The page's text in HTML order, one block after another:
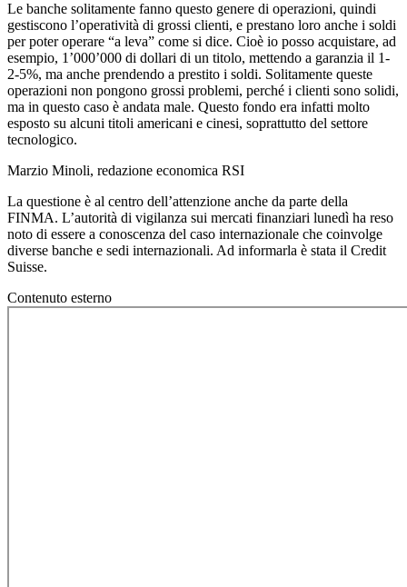
Le banche solitamente fanno questo genere di operazioni, quindi
gestiscono l’operatività di grossi clienti, e prestano loro anche i soldi
per poter operare “a leva” come si dice. Cioè io posso acquistare, ad
esempio, 1’000’000 di dollari di un titolo, mettendo a garanzia il 1-
2-5%, ma anche prendendo a prestito i soldi. Solitamente queste
operazioni non pongono grossi problemi, perché i clienti sono solidi,
ma in questo caso è andata male. Questo fondo era infatti molto
esposto su alcuni titoli americani e cinesi, soprattutto del settore
tecnologico.
Marzio Minoli, redazione economica RSI
La questione è al centro dell’attenzione anche da parte della
FINMA. L’autorità di vigilanza sui mercati finanziari lunedì ha reso
noto di essere a conoscenza del caso internazionale che coinvolge
diverse banche e sedi internazionali. Ad informarla è stata il Credit
Suisse.
Contenuto esterno